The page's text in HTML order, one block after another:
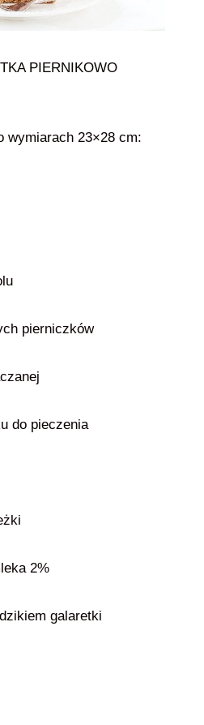
PIERNIKOWO
wymiarach 23×28 cm:
pierniczków
do pieczenia
2%
galaretki